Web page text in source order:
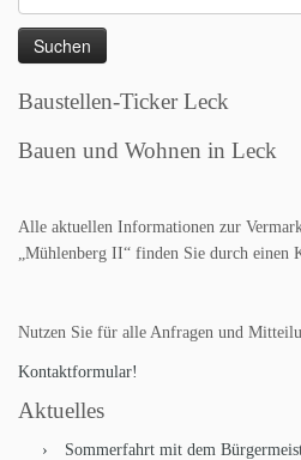
nach:
Baustellen-Ticker Leck
Bauen und Wohnen in Leck
Alle aktuellen Informationen zur
„Mühlenberg II“ finden Sie durch einen
Nutzen Sie für alle Anfragen und
Kontaktformular!
Aktuelles
Sommerfahrt mit dem